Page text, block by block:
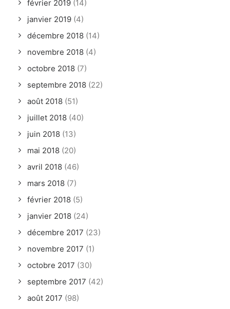
février 2019 (14)
janvier 2019 (4)
décembre 2018 (14)
novembre 2018 (4)
octobre 2018 (7)
septembre 2018 (22)
août 2018 (51)
juillet 2018 (40)
juin 2018 (13)
mai 2018 (20)
avril 2018 (46)
mars 2018 (7)
février 2018 (5)
janvier 2018 (24)
décembre 2017 (23)
novembre 2017 (1)
octobre 2017 (30)
septembre 2017 (42)
août 2017 (98)